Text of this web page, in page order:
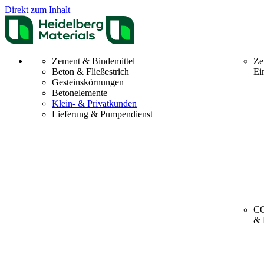
Direkt zum Inhalt
Zement & Bindemittel
Beton & Fließestrich
Gesteinskörnungen
Betonelemente
Klein- & Privatkunden
Lieferung & Pumpendienst
&